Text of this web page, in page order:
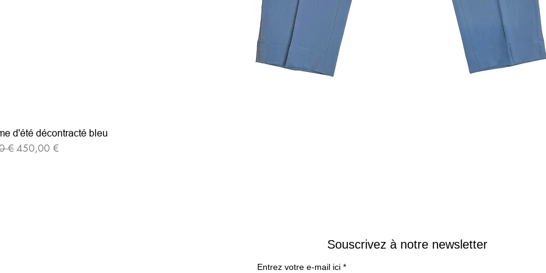
d'été décontracté bleu
€Prix promotionnel
450,00 €
Souscrivez à notre newsletter
Entrez votre e-mail ici